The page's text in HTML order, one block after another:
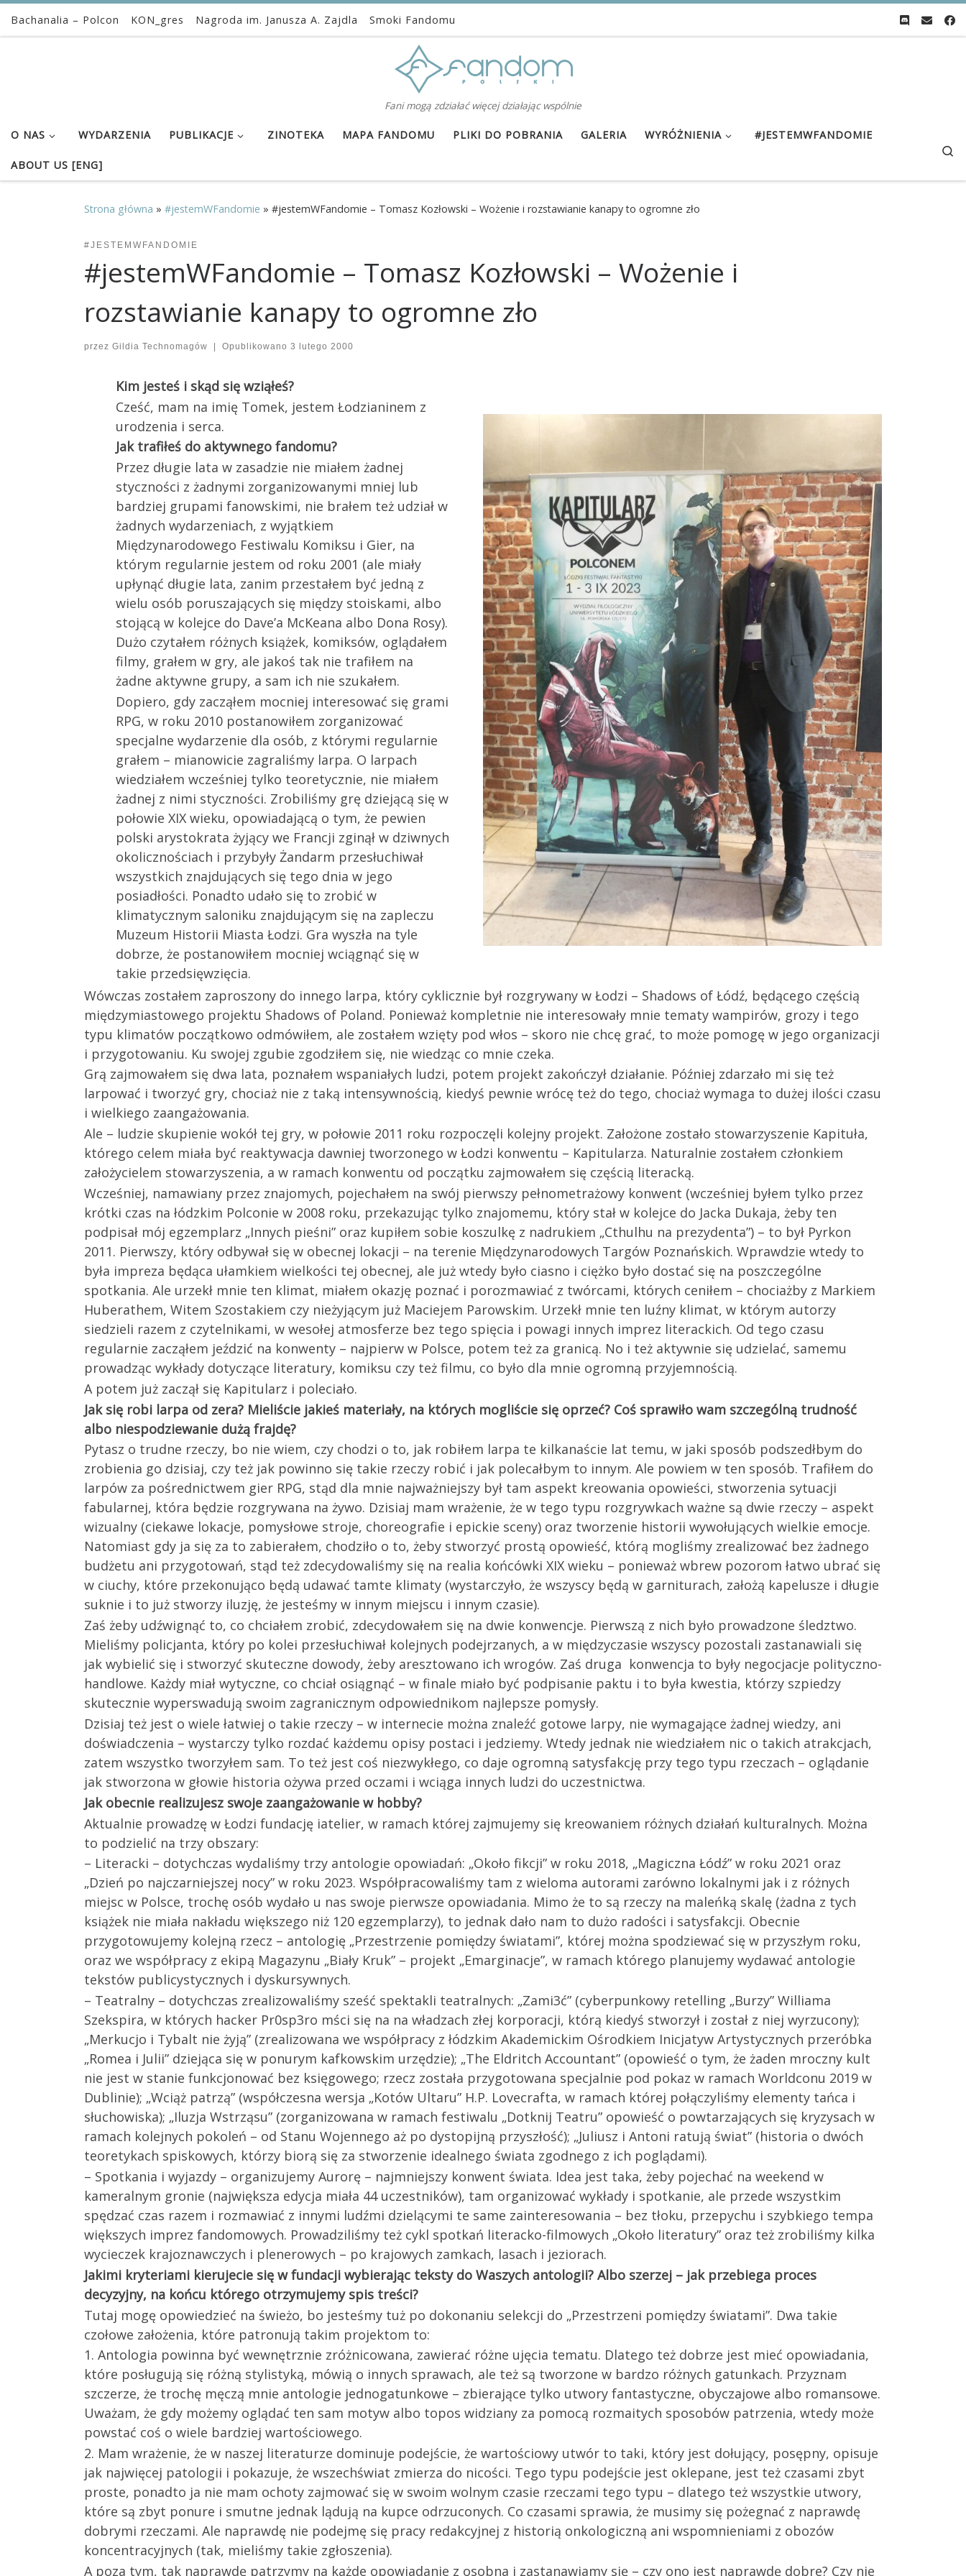
Przejdź do treści
Bachanalia – Polcon KON_gres Nagroda im. Janusza A. Zajdla Smoki Fandomu
Fani mogą zdziałać więcej działając wspólnie
O NAS WYDARZENIA PUBLIKACJE ZINOTEKA MAPA FANDOMU PLIKI DO POBRANIA GALERIA WYRÓŻNIENIA #JESTEMWFANDOMIE
ABOUT US [ENG]
Strona główna » #jestemWFandomie » #jestemWFandomie – Tomasz Kozłowski – Wożenie i rozstawianie kanapy to ogromne zło
#JESTEMWFANDOMIE
#jestemWFandomie – Tomasz Kozłowski – Wożenie i
rozstawianie kanapy to ogromne zło
przez Gildia Technomagów Opublikowano 3 lutego 2000
Kim jesteś i skąd się wziąłeś?
Cześć, mam na imię Tomek, jestem Łodzianinem z
urodzenia i serca.
Jak trafiłeś do aktywnego fandomu?
Przez długie lata w zasadzie nie miałem żadnej
styczności z żadnymi zorganizowanymi mniej lub
bardziej grupami fanowskimi, nie brałem też udział w
żadnych wydarzeniach, z wyjątkiem
Międzynarodowego Festiwalu Komiksu i Gier, na
którym regularnie jestem od roku 2001 (ale miały
upłynąć długie lata, zanim przestałem być jedną z
wielu osób poruszających się między stoiskami, albo
stojącą w kolejce do Dave’a McKeana albo Dona Rosy).
Dużo czytałem różnych książek, komiksów, oglądałem
filmy, grałem w gry, ale jakoś tak nie trafiłem na
żadne aktywne grupy, a sam ich nie szukałem.
Dopiero, gdy zacząłem mocniej interesować się grami
RPG, w roku 2010 postanowiłem zorganizować
specjalne wydarzenie dla osób, z którymi regularnie
grałem – mianowicie zagraliśmy larpa. O larpach
wiedziałem wcześniej tylko teoretycznie, nie miałem
żadnej z nimi styczności. Zrobiliśmy grę dziejącą się w
połowie XIX wieku, opowiadającą o tym, że pewien
polski arystokrata żyjący we Francji zginął w dziwnych
okolicznościach i przybyły Żandarm przesłuchiwał
wszystkich znajdujących się tego dnia w jego
posiadłości. Ponadto udało się to zrobić w
klimatycznym saloniku znajdującym się na zapleczu
Muzeum Historii Miasta Łodzi. Gra wyszła na tyle
dobrze, że postanowiłem mocniej wciągnąć się w
takie przedsięwzięcia.
Wówczas zostałem zaproszony do innego larpa, który cyklicznie był rozgrywany w Łodzi – Shadows of Łódź, będącego częścią
międzymiastowego projektu Shadows of Poland. Ponieważ kompletnie nie interesowały mnie tematy wampirów, grozy i tego
typu klimatów początkowo odmówiłem, ale zostałem wzięty pod włos – skoro nie chcę grać, to może pomogę w jego organizacji
i przygotowaniu. Ku swojej zgubie zgodziłem się, nie wiedząc co mnie czeka.
Grą zajmowałem się dwa lata, poznałem wspaniałych ludzi, potem projekt zakończył działanie. Później zdarzało mi się też
larpować i tworzyć gry, chociaż nie z taką intensywnością, kiedyś pewnie wrócę też do tego, chociaż wymaga to dużej ilości czasu
i wielkiego zaangażowania.
Ale – ludzie skupienie wokół tej gry, w połowie 2011 roku rozpoczęli kolejny projekt. Założone zostało stowarzyszenie Kapituła,
którego celem miała być reaktywacja dawniej tworzonego w Łodzi konwentu – Kapitularza. Naturalnie zostałem członkiem
założycielem stowarzyszenia, a w ramach konwentu od początku zajmowałem się częścią literacką.
Wcześniej, namawiany przez znajomych, pojechałem na swój pierwszy pełnometrażowy konwent (wcześniej byłem tylko przez
krótki czas na łódzkim Polconie w 2008 roku, przekazując tylko znajomemu, który stał w kolejce do Jacka Dukaja, żeby ten
podpisał mój egzemplarz „Innych pieśni” oraz kupiłem sobie koszulkę z nadrukiem „Cthulhu na prezydenta”) – to był Pyrkon
2011. Pierwszy, który odbywał się w obecnej lokacji – na terenie Międzynarodowych Targów Poznańskich. Wprawdzie wtedy to
była impreza będąca ułamkiem wielkości tej obecnej, ale już wtedy było ciasno i ciężko było dostać się na poszczególne
spotkania. Ale urzekł mnie ten klimat, miałem okazję poznać i porozmawiać z twórcami, których ceniłem – chociażby z Markiem
Huberathem, Witem Szostakiem czy nieżyjącym już Maciejem Parowskim. Urzekł mnie ten luźny klimat, w którym autorzy
siedzieli razem z czytelnikami, w wesołej atmosferze bez tego spięcia i powagi innych imprez literackich. Od tego czasu
regularnie zacząłem jeździć na konwenty – najpierw w Polsce, potem też za granicą. No i też aktywnie się udzielać, samemu
prowadząc wykłady dotyczące literatury, komiksu czy też filmu, co było dla mnie ogromną przyjemnością.
A potem już zaczął się Kapitularz i poleciało.
Jak się robi larpa od zera? Mieliście jakieś materiały, na których mogliście się oprzeć? Coś sprawiło wam szczególną trudność
albo niespodziewanie dużą frajdę?
Pytasz o trudne rzeczy, bo nie wiem, czy chodzi o to, jak robiłem larpa te kilkanaście lat temu, w jaki sposób podszedłbym do
zrobienia go dzisiaj, czy też jak powinno się takie rzeczy robić i jak polecałbym to innym. Ale powiem w ten sposób. Trafiłem do
larpów za pośrednictwem gier RPG, stąd dla mnie najważniejszy był tam aspekt kreowania opowieści, stworzenia sytuacji
fabularnej, która będzie rozgrywana na żywo. Dzisiaj mam wrażenie, że w tego typu rozgrywkach ważne są dwie rzeczy – aspekt
wizualny (ciekawe lokacje, pomysłowe stroje, choreografie i epickie sceny) oraz tworzenie historii wywołujących wielkie emocje.
Natomiast gdy ja się za to zabierałem, chodziło o to, żeby stworzyć prostą opowieść, którą mogliśmy zrealizować bez żadnego
budżetu ani przygotowań, stąd też zdecydowaliśmy się na realia końcówki XIX wieku – ponieważ wbrew pozorom łatwo ubrać się
w ciuchy, które przekonująco będą udawać tamte klimaty (wystarczyło, że wszyscy będą w garniturach, założą kapelusze i długie
suknie i to już stworzy iluzję, że jesteśmy w innym miejscu i innym czasie).
Zaś żeby udźwignąć to, co chciałem zrobić, zdecydowałem się na dwie konwencje. Pierwszą z nich było prowadzone śledztwo.
Mieliśmy policjanta, który po kolei przesłuchiwał kolejnych podejrzanych, a w międzyczasie wszyscy pozostali zastanawiali się
jak wybielić się i stworzyć skuteczne dowody, żeby aresztowano ich wrogów. Zaś druga konwencja to były negocjacje polityczno-
handlowe. Każdy miał wytyczne, co chciał osiągnąć – w finale miało być podpisanie paktu i to była kwestia, którzy szpiedzy
skutecznie wyperswadują swoim zagranicznym odpowiednikom najlepsze pomysły.
Dzisiaj też jest o wiele łatwiej o takie rzeczy – w internecie można znaleźć gotowe larpy, nie wymagające żadnej wiedzy, ani
doświadczenia – wystarczy tylko rozdać każdemu opisy postaci i jedziemy. Wtedy jednak nie wiedziałem nic o takich atrakcjach,
zatem wszystko tworzyłem sam. To też jest coś niezwykłego, co daje ogromną satysfakcję przy tego typu rzeczach – oglądanie
jak stworzona w głowie historia ożywa przed oczami i wciąga innych ludzi do uczestnictwa.
Jak obecnie realizujesz swoje zaangażowanie w hobby?
Aktualnie prowadzę w Łodzi fundację iatelier, w ramach której zajmujemy się kreowaniem różnych działań kulturalnych. Można
to podzielić na trzy obszary:
– Literacki – dotychczas wydaliśmy trzy antologie opowiadań: „Około fikcji” w roku 2018, „Magiczna Łódź” w roku 2021 oraz
„Dzień po najczarniejszej nocy” w roku 2023. Współpracowaliśmy tam z wieloma autorami zarówno lokalnymi jak i z różnych
miejsc w Polsce, trochę osób wydało u nas swoje pierwsze opowiadania. Mimo że to są rzeczy na maleńką skalę (żadna z tych
książek nie miała nakładu większego niż 120 egzemplarzy), to jednak dało nam to dużo radości i satysfakcji. Obecnie
przygotowujemy kolejną rzecz – antologię „Przestrzenie pomiędzy światami”, której można spodziewać się w przyszłym roku,
oraz we współpracy z ekipą Magazynu „Biały Kruk” – projekt „Emarginacje”, w ramach którego planujemy wydawać antologie
tekstów publicystycznych i dyskursywnych.
– Teatralny – dotychczas zrealizowaliśmy sześć spektakli teatralnych: „Zami3ć” (cyberpunkowy retelling „Burzy” Williama
Szekspira, w których hacker Pr0sp3ro mści się na na władzach złej korporacji, którą kiedyś stworzył i został z niej wyrzucony);
„Merkucjo i Tybalt nie żyją” (zrealizowana we współpracy z łódzkim Akademickim Ośrodkiem Inicjatyw Artystycznych przeróbka
„Romea i Julii” dziejąca się w ponurym kafkowskim urzędzie); „The Eldritch Accountant” (opowieść o tym, że żaden mroczny kult
nie jest w stanie funkcjonować bez księgowego; rzecz została przygotowana specjalnie pod pokaz w ramach Worldconu 2019 w
Dublinie); „Wciąż patrzą” (współczesna wersja „Kotów Ultaru” H.P. Lovecrafta, w ramach której połączyliśmy elementy tańca i
słuchowiska); „Iluzja Wstrząsu” (zorganizowana w ramach festiwalu „Dotknij Teatru” opowieść o powtarzających się kryzysach w
ramach kolejnych pokoleń – od Stanu Wojennego aż po dystopijną przyszłość); „Juliusz i Antoni ratują świat” (historia o dwóch
teoretykach spiskowych, którzy biorą się za stworzenie idealnego świata zgodnego z ich poglądami).
– Spotkania i wyjazdy – organizujemy Aurorę – najmniejszy konwent świata. Idea jest taka, żeby pojechać na weekend w
kameralnym gronie (największa edycja miała 44 uczestników), tam organizować wykłady i spotkanie, ale przede wszystkim
spędzać czas razem i rozmawiać z innymi ludźmi dzielącymi te same zainteresowania – bez tłoku, przepychu i szybkiego tempa
większych imprez fandomowych. Prowadziliśmy też cykl spotkań literacko-filmowych „Około literatury” oraz też zrobiliśmy kilka
wycieczek krajoznawczych i plenerowych – po krajowych zamkach, lasach i jeziorach.
Jakimi kryteriami kierujecie się w fundacji wybierając teksty do Waszych antologii? Albo szerzej – jak przebiega proces
decyzyjny, na końcu którego otrzymujemy spis treści?
Tutaj mogę opowiedzieć na świeżo, bo jesteśmy tuż po dokonaniu selekcji do „Przestrzeni pomiędzy światami”. Dwa takie
czołowe założenia, które patronują takim projektom to:
1. Antologia powinna być wewnętrznie zróżnicowana, zawierać różne ujęcia tematu. Dlatego też dobrze jest mieć opowiadania,
które posługują się różną stylistyką, mówią o innych sprawach, ale też są tworzone w bardzo różnych gatunkach. Przyznam
szczerze, że trochę męczą mnie antologie jednogatunkowe – zbierające tylko utwory fantastyczne, obyczajowe albo romansowe.
Uważam, że gdy możemy oglądać ten sam motyw albo topos widziany za pomocą rozmaitych sposobów patrzenia, wtedy może
powstać coś o wiele bardziej wartościowego.
2. Mam wrażenie, że w naszej literaturze dominuje podejście, że wartościowy utwór to taki, który jest dołujący, posępny, opisuje
jak najwięcej patologii i pokazuje, że wszechświat zmierza do nicości. Tego typu podejście jest oklepane, jest też czasami zbyt
proste, ponadto ja nie mam ochoty zajmować się w swoim wolnym czasie rzeczami tego typu – dlatego też wszystkie utwory,
które są zbyt ponure i smutne jednak lądują na kupce odrzuconych. Co czasami sprawia, że musimy się pożegnać z naprawdę
dobrymi rzeczami. Ale naprawdę nie podejmę się pracy redakcyjnej z historią onkologiczną ani wspomnieniami z obozów
koncentracyjnych (tak, mieliśmy takie zgłoszenia).
A poza tym, tak naprawdę patrzymy na każde opowiadanie z osobna i zastanawiamy się – czy ono jest naprawdę dobre? Czy nie